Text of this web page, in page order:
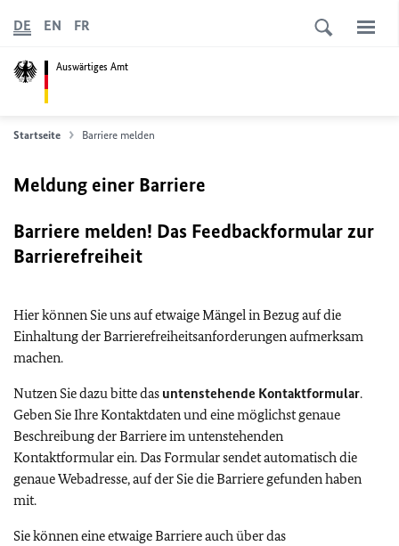
Auswärtiges Amt
DE EN FR
Startseite Barriere melden
Meldung einer Barriere
Barriere melden! Das Feedbackformular zur
Barrierefreiheit
Hier können Sie uns auf etwaige Mängel in Bezug auf die
Einhaltung der Barrierefreiheitsanforderungen aufmerksam
machen.
Nutzen Sie dazu bitte das untenstehende Kontaktformular.
Geben Sie Ihre Kontaktdaten und eine möglichst genaue
Beschreibung der Barriere im untenstehenden
Kontaktformular ein. Das Formular sendet automatisch die
genaue Webadresse, auf der Sie die Barriere gefunden haben
mit.
Sie können eine etwaige Barriere auch über das